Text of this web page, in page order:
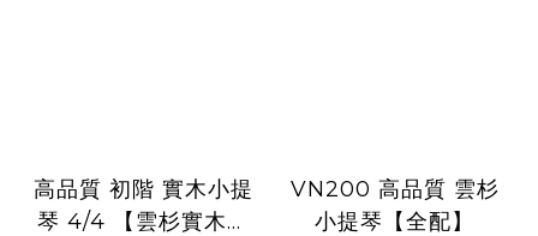
高品質 初階 實木小提
琴 4/4 【雲杉實木＋
VN200 高品質 雲杉
小提琴【全配】